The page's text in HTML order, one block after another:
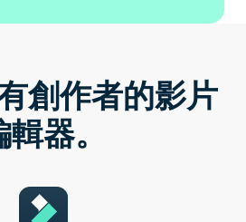
創作者的影片
器。